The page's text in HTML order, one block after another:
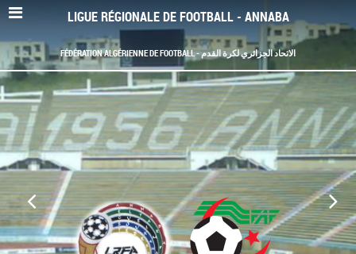
LIGUE RÉGIONALE DE FOOTBALL - ANNABA
FÉDÉRATION ALGÉRIENNE DE FOOTBALL - الاتحاد الجزائري لكرة القدم